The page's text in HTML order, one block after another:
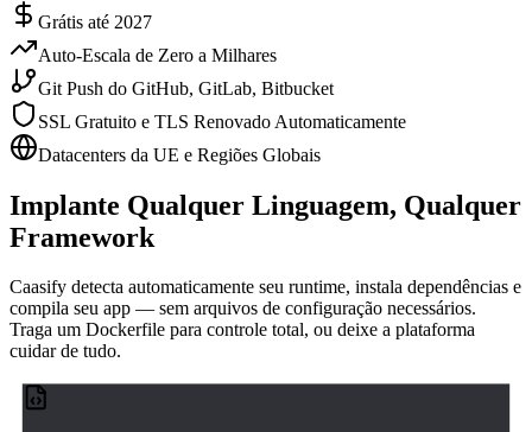
Grátis até 2027
Auto-Escala de Zero a Milhares
Git Push do GitHub, GitLab, Bitbucket
SSL Gratuito e TLS Renovado Automaticamente
Datacenters da UE e Regiões Globais
Implante Qualquer Linguagem, Qualquer
Framework
Caasify detecta automaticamente seu runtime, instala dependências e
compila seu app — sem arquivos de configuração necessários.
Traga um Dockerfile para controle total, ou deixe a plataforma
cuidar de tudo.